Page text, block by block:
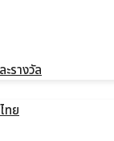
รางวัล
ทย